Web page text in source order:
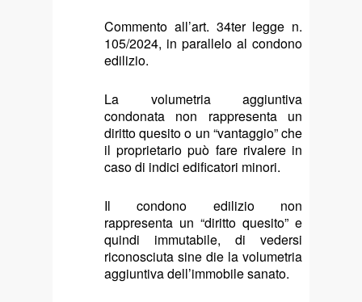
Commento all’art. 34ter legge n.
105/2024, in parallelo al condono
edilizio.
La volumetria aggiuntiva
condonata non rappresenta un
diritto quesito o un “vantaggio” che
il proprietario può fare rivalere in
caso di indici edificatori minori.
Il condono edilizio non
rappresenta un “diritto quesito” e
quindi immutabile, di vedersi
riconosciuta sine die la volumetria
aggiuntiva dell’immobile sanato.